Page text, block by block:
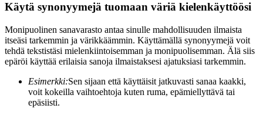
Käytä synonyymejä tuomaan väriä kielenkäyttöösi
Monipuolinen sanavarasto antaa sinulle mahdollisuuden ilmaista
itseäsi tarkemmin ja värikkäämmin. Käyttämällä synonyymejä voit
tehdä tekstistäsi mielenkiintoisemman ja monipuolisemman. Älä siis
epäröi käyttää erilaisia sanoja ilmaistaksesi ajatuksiasi tarkemmin.
Esimerkki:Sen sijaan että käyttäisit jatkuvasti sanaa kaakki,
voit kokeilla vaihtoehtoja kuten ruma, epämiellyttävä tai
epäsiisti.